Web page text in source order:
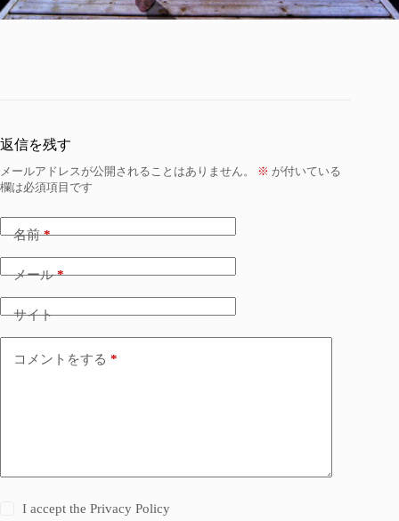
返信を残す
メールアドレスが公開されることはありません。 ※ が付いている
欄は必須項目です
名前*
メール*
サイト
コメントをする *
I accept thePrivacy Policy